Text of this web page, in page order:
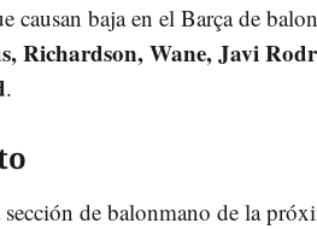
causan baja en el Barça de
Richardson, Wane, Javi
.
de balonmano de la